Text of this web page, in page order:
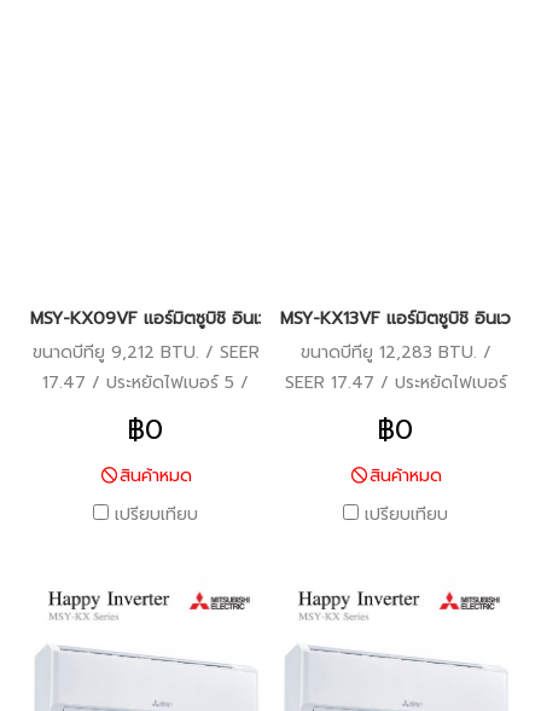
MSY-KX09VF แอร์มิตซูบิชิ อินเวอร์เตอร์ น้ำยา R-32 (MITSUBISHI
ขนาดบีทียู 9,212 BTU. / SEER
17.47 / ประหยัดไฟเบอร์ 5 /
รับประกันคอมเพรสเซอร์ 5 ปี /
แผงคอยล์เย็นและแผงคอยล์
ร้อน 3 ปี / อะไหล่อื่นๆ 1 ปี /
ราคารวมติดตั้งแล้ว*
฿0
สินค้าหมด
เปรียบเทียบ
MSY-KX13VF แอร์มิตซูบิชิ อินเวอร์
ขนาดบีทียู 12,283 BTU. /
SEER 17.47 / ประหยัดไฟเบอร์
5 / รับประกันคอมเพรสเซอร์ 5
ปี / แผงคอยล์เย็นและแผง
คอยล์ร้อน 3 ปี / อะไหล่อื่นๆ 1
ปี / ราคารวมติดตั้งแล้ว*
฿0
สินค้าหมด
เปรียบเทียบ